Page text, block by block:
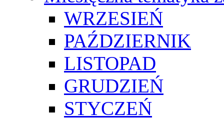
WRZESIEŃ
PAŹDZIERNIK
LISTOPAD
GRUDZIEŃ
STYCZEŃ